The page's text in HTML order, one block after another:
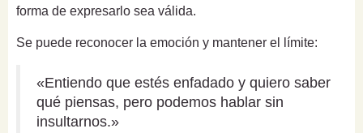
forma de expresarlo sea válida.
Se puede reconocer la emoción y mantener el límite:
«Entiendo que estés enfadado y quiero saber
qué piensas, pero podemos hablar sin
insultarnos.»